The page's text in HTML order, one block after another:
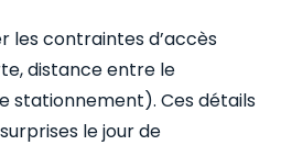
les contraintes d’accès
distance entre le
stationnement). Ces détails
le jour de